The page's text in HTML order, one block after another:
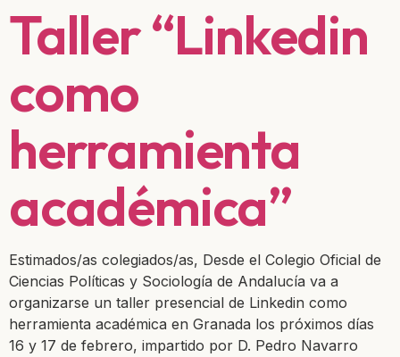
Taller “Linkedin
como
herramienta
académica”
Estimados/as colegiados/as, Desde el Colegio Oficial de
Ciencias Políticas y Sociología de Andalucía va a
organizarse un taller presencial de Linkedin como
herramienta académica en Granada los próximos días
16 y 17 de febrero, impartido por D. Pedro Navarro